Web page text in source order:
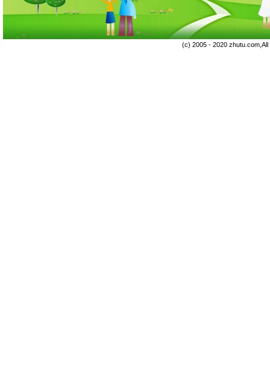
(c) 2005 - 2020